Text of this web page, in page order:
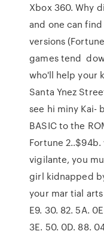
Xbox 360. Why
and one can
versions
games tend
who'll help your
Santa Ynez
see hi miny Kai-
BASIC to the
Fortune
vigilante, you
girl kidnapped
your mar tial arts
E9. 30. 82. 5A.
3E. 50. 0D. 88.